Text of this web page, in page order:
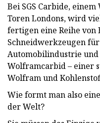
Bei SGS Carbide,
Toren Londons, wird
fertigen eine Reihe von
Schneidwerkzeugen
Automobilindustrie
Wolframcarbid – einer
Wolfram und
Wie formt man also
der Welt?